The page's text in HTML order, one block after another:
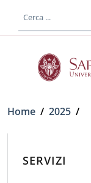
al contenuto
Briciole di pane
Home / 2025 /
SERVIZI